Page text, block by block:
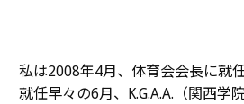
私は2008年4月、体育会会長に就任
就任早々の6月、
K.G.A.A. （関西学